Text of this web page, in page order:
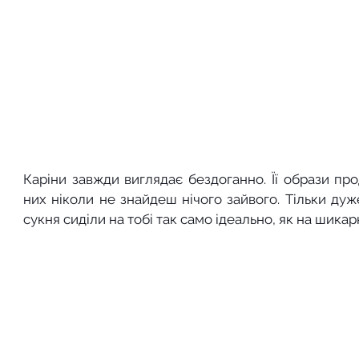
Каріни завжди виглядає бездоганно. Її образи
них ніколи не знайдеш нічого зайвого. Тільки
сукня сиділи на тобі так само ідеально, як на